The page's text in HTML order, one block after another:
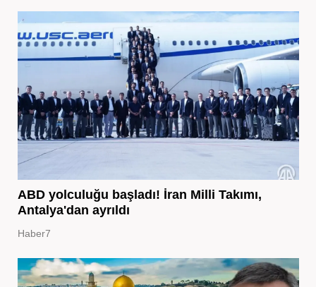
ABD yolculuğu başladı! İran Milli Takımı,
Antalya'dan ayrıldı
Haber7